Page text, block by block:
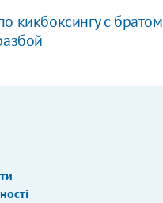
кикбоксингу с братом